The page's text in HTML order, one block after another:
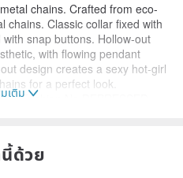
chains. Crafted from eco-
chains. Classic collar fixed with
snap buttons. Hollow-out
with flowing pendant
design creates a sexy hot-girl
for a perfect look.
Fashion No DEPRESSED
with the resilient spirit of
contemporary symbolic
เติม
ด้วย